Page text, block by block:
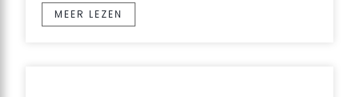
MEER LEZEN